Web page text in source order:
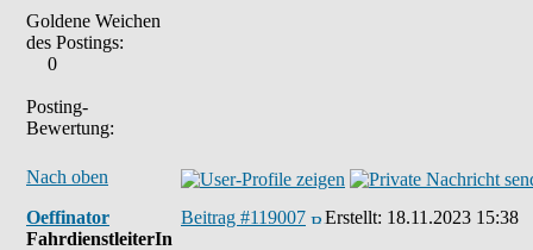
Goldene Weichen
des Postings:
0
Posting-
Bewertung:
Nach oben
Oeffinator
FahrdienstleiterIn
Beitrag #119007 Erstellt: 18.11.2023 15:38